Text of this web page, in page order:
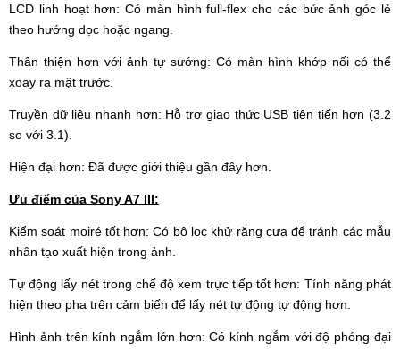
LCD linh hoạt hơn: Có màn hình full-flex cho các bức ảnh góc lẻ
theo hướng dọc hoặc ngang.
Thân thiện hơn với ảnh tự sướng: Có màn hình khớp nối có thể
xoay ra mặt trước.
Truyền dữ liệu nhanh hơn: Hỗ trợ giao thức USB tiên tiến hơn (3.2
so với 3.1).
Hiện đại hơn: Đã được giới thiệu gần đây hơn.
Ưu điểm của Sony A7 III:
Kiểm soát moiré tốt hơn: Có bộ lọc khử răng cưa để tránh các mẫu
nhân tạo xuất hiện trong ảnh.
Tự động lấy nét trong chế độ xem trực tiếp tốt hơn: Tính năng phát
hiện theo pha trên cảm biến để lấy nét tự động tự động hơn.
Hình ảnh trên kính ngắm lớn hơn: Có kính ngắm với độ phóng đại